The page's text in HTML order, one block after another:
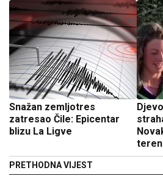
Snažan zemljotres
zatresao Čile: Epicentar
blizu La Ligve
PRETHODNA VIJEST